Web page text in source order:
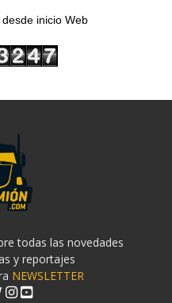
inicio Web
todas las novedades
y reportajes
NEWSLETTER